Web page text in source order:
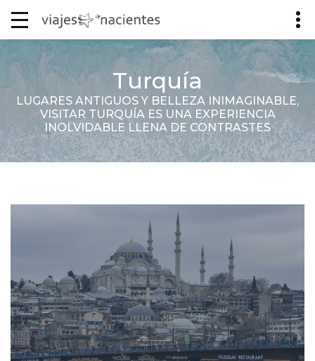
Turquía
LUGARES ANTIGUOS Y BELLEZA INIMAGINABLE,
VISITAR TURQUÍA ES UNA EXPERIENCIA
INOLVIDABLE LLENA DE CONTRASTES